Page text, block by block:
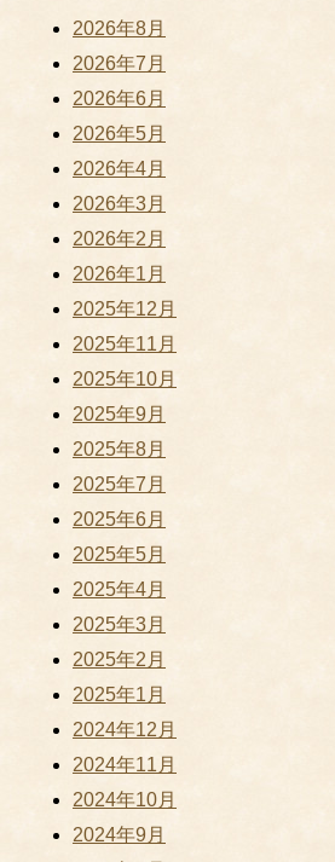
2026年8月
2026年7月
2026年6月
2026年5月
2026年4月
2026年3月
2026年2月
2026年1月
2025年12月
2025年11月
2025年10月
2025年9月
2025年8月
2025年7月
2025年6月
2025年5月
2025年4月
2025年3月
2025年2月
2025年1月
2024年12月
2024年11月
2024年10月
2024年9月